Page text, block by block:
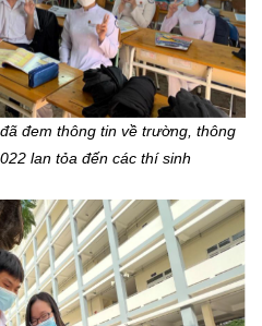
đem thông tin về trường, thông
lan tỏa đến các thí sinh